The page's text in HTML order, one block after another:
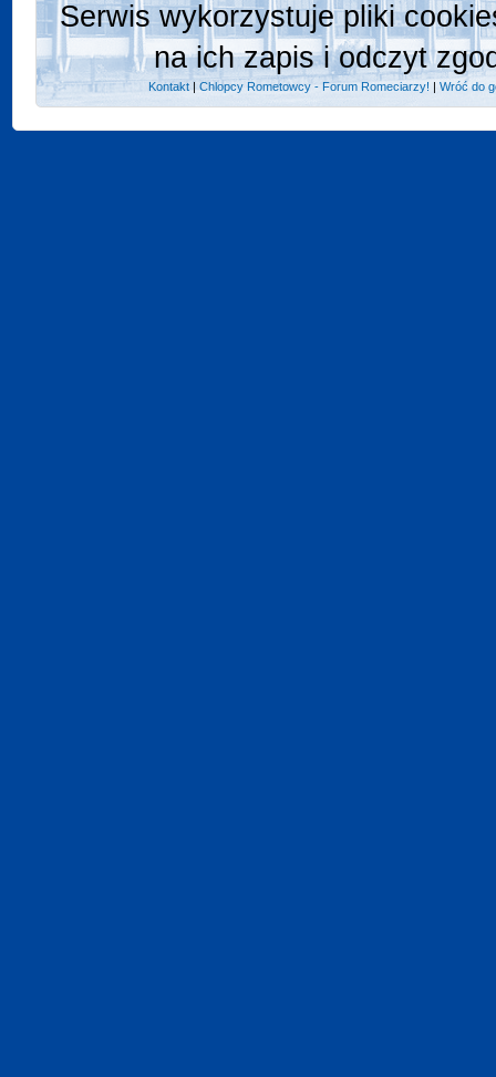
Serwis wykorzystuje pliki
na ich zapis i odczyt
Kontakt |Chlopcy Rometowcy - Forum Romeciarzy! |Wróć do